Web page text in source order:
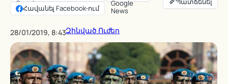
Հավանել Facebook-ում
28/01/2019, 8:43Զինված Ուժեր